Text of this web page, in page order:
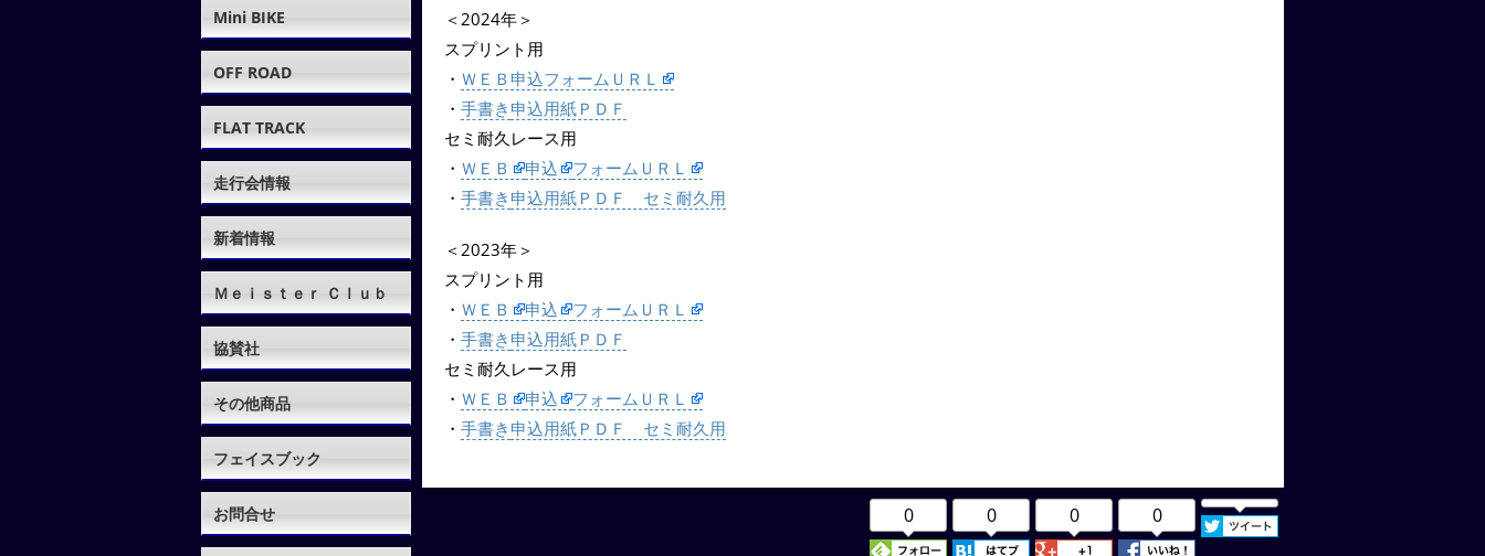
＜2024年＞
スプリント用
・ ＷＥＢ申込フォームＵＲＬ
・ 手書き 申込用紙ＰＤＦ
セミ耐久レース用
・ ＷＥＢ 申込
フォームＵＲＬ
・ 手書き 申込用紙ＰＤＦ セミ耐久用
＜2023年＞
スプリント用
・ ＷＥＢ 申込
フォームＵＲＬ
・ 手書き 申込用紙ＰＤＦ
セミ耐久レース用
・ ＷＥＢ 申込
フォームＵＲＬ
・ 手書き 申込用紙ＰＤＦ セミ耐久用
0
0
0
0
Mini BIKE
OFF ROAD
FLAT TRACK
走行会情報
新着情報
Ｍｅｉｓｔｅｒ Ｃｌｕｂ
協賛社
その他商品
フェイスブック
お問合せ